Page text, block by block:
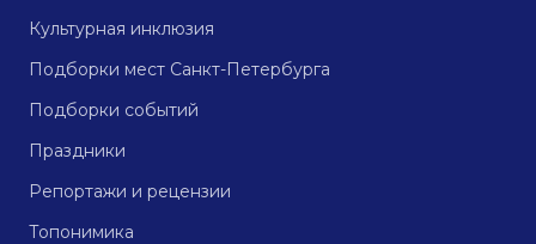
Культурная инклюзия
Подборки мест Санкт-Петербурга
Подборки событий
Праздники
Репортажи и рецензии
Топонимика